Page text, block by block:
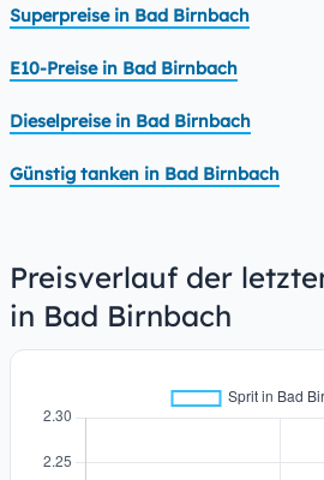
Superpreise in Bad Birnbach
E10-Preise in Bad Birnbach
Dieselpreise in Bad Birnbach
Günstig tanken in Bad Birnbach
Preisverlauf der
in Bad Birnbach